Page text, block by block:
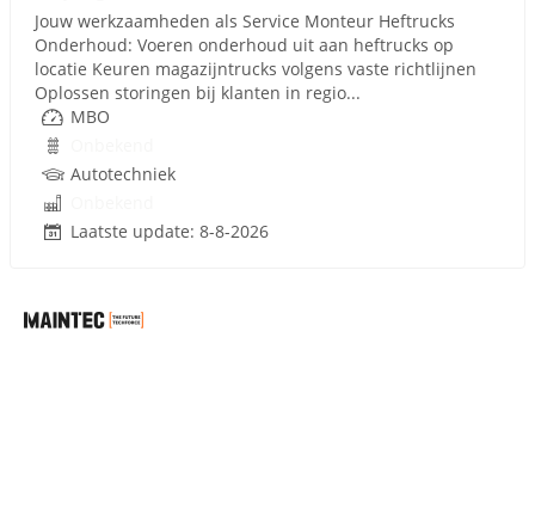
Jouw werkzaamheden als Service Monteur Heftrucks
Onderhoud: Voeren onderhoud uit aan heftrucks op
locatie Keuren magazijntrucks volgens vaste richtlijnen
Oplossen storingen bij klanten in regio...
MBO
Autotechniek
Laatste update: 8-8-2026